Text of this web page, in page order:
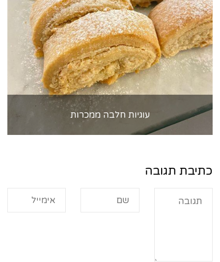
עוגיות חלבה ממכרות
כתיבת תגובה